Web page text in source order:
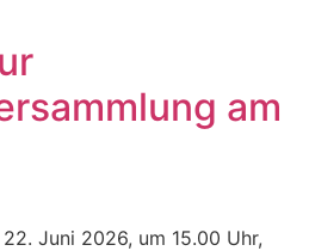
am
Juni 2026, um 15.00 Uhr,